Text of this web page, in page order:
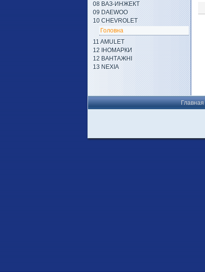
08 ВАЗ-ИНЖЕКТ
09 DAEWOO
10 CHEVROLET
Головна
11 AMULET
12 ІНОМАРКИ
12 ВАНТАЖНІ
13 NEXIA
Главная